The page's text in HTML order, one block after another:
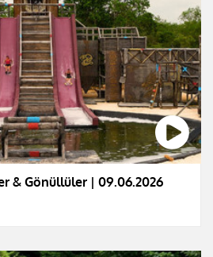
& Gönüllüler | 09.06.2026